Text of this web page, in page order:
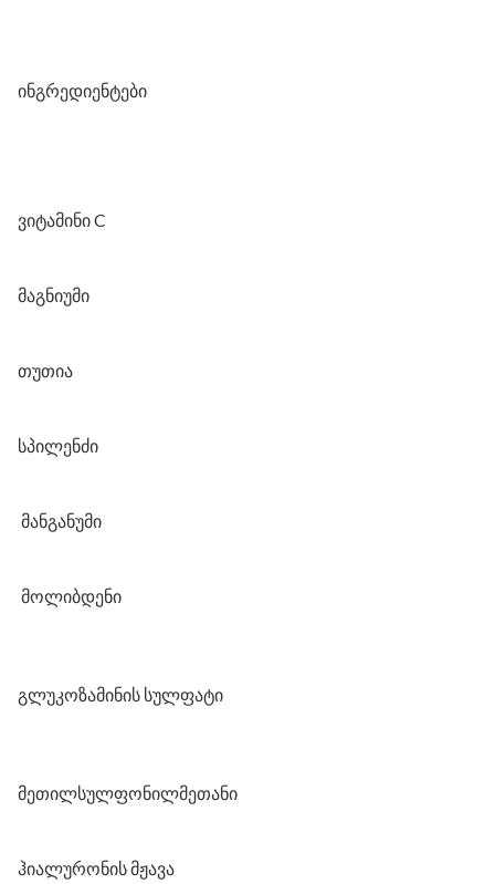
ინგრედიენტები
ვიტამინი C
მაგნიუმი
თუთია
სპილენძი
მანგანუმი
მოლიბდენი
გლუკოზამინის სულფატი
მეთილსულფონილმეთანი
ჰიალურონის მჟავა